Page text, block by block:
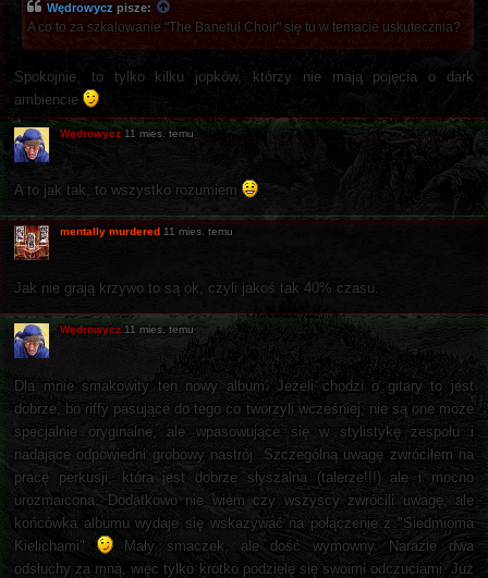
Wędrowycz pisze:
A co to za szkalowanie "The Baneful Choir" się tu w temacie uskutecznia?
Spokojnie, to tylko kilku jopków, którzy nie mają pojęcia o dark
ambiencie
Wędrowycz 11 mies. temu
A to jak tak, to wszystko rozumiem
mentally murdered 11 mies. temu
Jak nie grają krzywo to są ok, czyli jakoś tak 40% czasu.
Wędrowycz 11 mies. temu
Dla mnie smakowity ten nowy album. Jeżeli chodzi o gitary to jest
dobrze, bo riffy pasujące do tego co tworzyli wcześniej, nie są one może
specjalnie oryginalne, ale wpasowujące się w stylistykę zespołu i
nadające odpowiedni grobowy nastrój. Szczególną uwagę zwróciłem na
pracę perkusji, która jest dobrze słyszalna (talerze!!!) ale i mocno
urozmaicona. Dodatkowo nie wiem czy wszyscy zwrócili uwagę, ale
końcówka albumu wydaje się wskazywać na połączenie z "Siedmioma
Kielichami"
Mały smaczek, ale dość wymowny. Narazie dwa
odsłuchy za mną, więc tylko krótko podzielę się swoimi odczuciami. Już